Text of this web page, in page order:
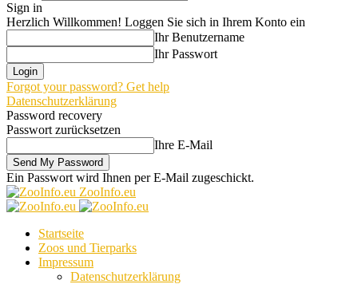
Sign in
Herzlich Willkommen! Loggen Sie sich in Ihrem Konto ein
Ihr Benutzername
Ihr Passwort
Forgot your password? Get help
Datenschutzerklärung
Password recovery
Passwort zurücksetzen
Ihre E-Mail
Ein Passwort wird Ihnen per E-Mail zugeschickt.
ZooInfo.eu
Startseite
Zoos und Tierparks
Impressum
Datenschutzerklärung